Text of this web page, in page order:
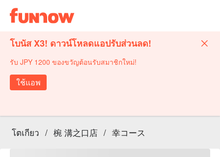
โบนัส X3! ดาวน์โหลดแอปรับส่วนลด!
รับ JPY 1200 ของขวัญต้อนรับสมาชิกใหม่!
ใช้แอพ
โตเกียว / 椀 溝之口店 / 幸コース